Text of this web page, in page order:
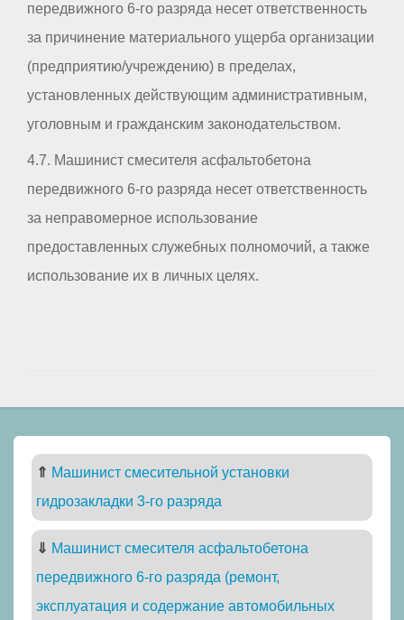
передвижного 6-го разряда несет ответственность
за причинение материального ущерба организации
(предприятию/учреждению) в пределах,
установленных действующим административным,
уголовным и гражданским законодательством.
4.7. Машинист смесителя асфальтобетона
передвижного 6-го разряда несет ответственность
за неправомерное использование
предоставленных служебных полномочий, а также
использование их в личных целях.
⇑ Машинист смесительной установки
гидрозакладки 3-го разряда
⇓ Машинист смесителя асфальтобетона
передвижного 6-го разряда (ремонт,
эксплуатация и содержание автомобильных